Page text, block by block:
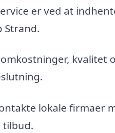
er ved at
Strand.
kvalitet
lokale firmaer